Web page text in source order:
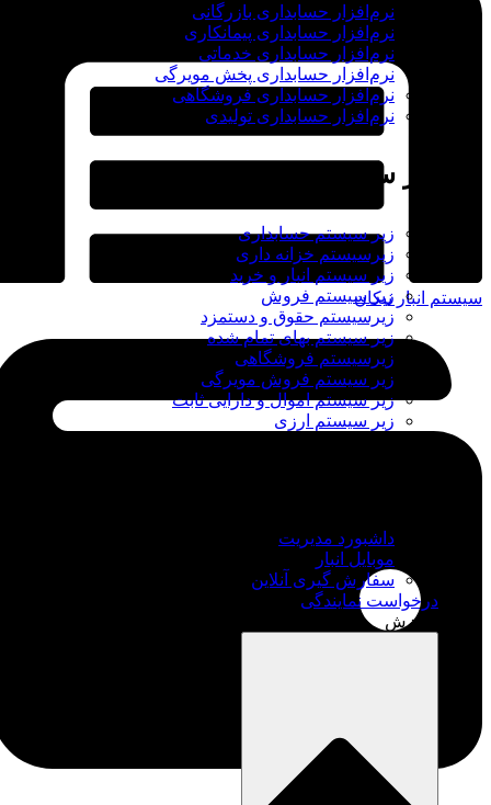
نرم‌افزار حسابداری بازرگانی
نرم‌افزار حسابداری پیمانکاری
نرم‌افزار حسابداری خدماتی
نرم‌افزار حسابداری پخش مویرگی
نرم‌افزار حسابداری فروشگاهی
نرم‌افزار حسابداری تولیدی
زیر سیستم ها
زیر سیستم حسابداری
زیرسیستم خزانه داری
زیر سیستم انبار و خرید
زیر سیستم فروش
زیرسیستم حقوق و دستمزد
زیر سیستم بهای تمام شده
زیرسیستم فروشگاهی
زیر سیستم فروش مویرگی
زیر سیستم اموال و دارایی ثابت
زیر سیستم ارزی
داشبورد مدیریت
موبایل انبار
سفارش گیری آنلاین
درخواست نمایندگی
آموزش
سیستم انبار نیکان